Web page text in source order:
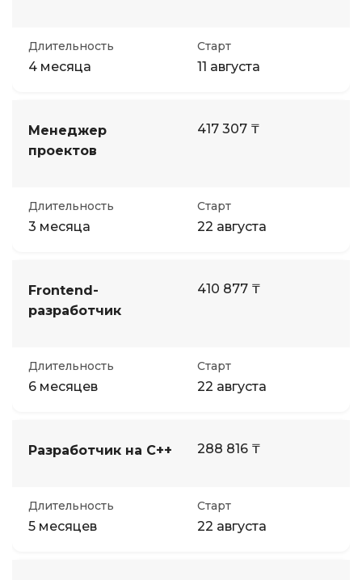
Длительность
4 месяца
Старт
11 августа
Менеджер
проектов
417 307 ₸
Длительность
3 месяца
Старт
22 августа
Frontend-
разработчик
410 877 ₸
Длительность
6 месяцев
Старт
22 августа
Разработчик на C++ 288 816 ₸
Длительность
5 месяцев
Старт
22 августа